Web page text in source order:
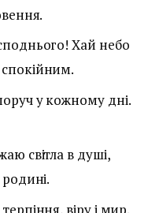
Хай небо
у кожному дні.
світла в душі,
віру і мир.